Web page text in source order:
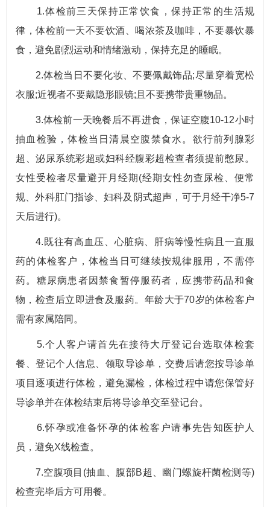
1.体检前三天保持正常饮食，保持正常的生活规
律，体检前一天不要饮酒、喝浓茶及咖啡，不要暴饮暴
食，避免剧烈运动和情绪激动，保持充足的睡眠。
2.体检当日不要化妆、不要佩戴饰品;尽量穿着宽松
衣服;近视者不要戴隐形眼镜;且不要携带贵重物品。
3.体检前一天晚餐后不再进食，保证空腹10-12小时
抽血检验，体检当日清晨空腹禁食水。欲行前列腺彩
超、泌尿系统彩超或妇科经腹彩超检查者须提前憋尿。
女性受检者尽量避开月经期(经期女性勿查尿检、便常
规、外科肛门指诊、妇科及阴式超声，可于月经干净5-7
天后进行)。
4.既往有高血压、心脏病、肝病等慢性病且一直服
药的体检客户，体检当日可继续按规律服用，不需停
药。糖尿病患者因禁食暂停服药者，应携带药品和食
物，检查后立即进食及服药。年龄大于70岁的体检客户
需有家属陪同。
5.个人客户请首先在接待大厅登记台选取体检套
餐、登记个人信息、领取导诊单，交费后请您按导诊单
项目逐项进行体检，避免漏检，体检过程中请您保管好
导诊单并在体检结束后将导诊单交至登记台。
6.怀孕或准备怀孕的体检客户请事先告知医护人
员，避免X线检查。
7.空腹项目(抽血、腹部B超、幽门螺旋杆菌检测等)
检查完毕后方可用餐。